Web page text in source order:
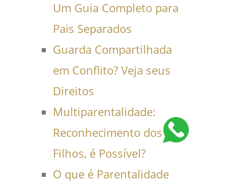
Um Guia Completo para
Pais Separados
Guarda Compartilhada
em Conflito? Veja seus
Direitos
Multiparentalidade:
Reconhecimento dos
Filhos, é Possível?
O que é Parentalidade